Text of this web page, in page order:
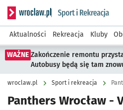
Serwis informacyjny wroclaw.pl
Aktualności Rekreacja Kluby
WAŻNE Zakończenie remontu
Autobusy będą się tam
wroclaw.pl Sport i rekreacja
Panthers Wrocław -